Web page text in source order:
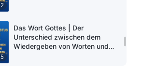
Das Wort Gottes | Der
Unterschied zwischen dem
Wiedergeben von Worten und